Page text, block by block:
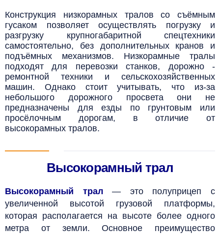
Конструкция низкорамных тралов со съёмным
гусаком позволяет осуществлять погрузку и
разгрузку крупногабаритной спецтехники
самостоятельно, без дополнительных кранов и
подъёмных механизмов. Низкорамные тралы
подходят для перевозки станков, дорожно -
ремонтной техники и сельскохозяйственных
машин. Однако стоит учитывать, что из-за
небольшого дорожного просвета они не
предназначены для езды по грунтовым или
просёлочным дорогам, в отличие от
высокорамных тралов.
Высокорамный трал
Высокорамный трал— это полуприцеп с
увеличенной высотой грузовой платформы,
которая располагается на высоте более одного
метра от земли. Основное преимущество